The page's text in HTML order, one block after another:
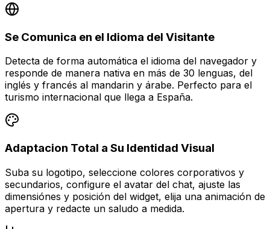
Se Comunica en el Idioma del Visitante
Detecta de forma automática el idioma del navegador y
responde de manera nativa en más de 30 lenguas, del
inglés y francés al mandarin y árabe. Perfecto para el
turismo internacional que llega a España.
Adaptacion Total a Su Identidad Visual
Suba su logotipo, seleccione colores corporativos y
secundarios, configure el avatar del chat, ajuste las
dimensiónes y posición del widget, elija una animación de
apertura y redacte un saludo a medida.